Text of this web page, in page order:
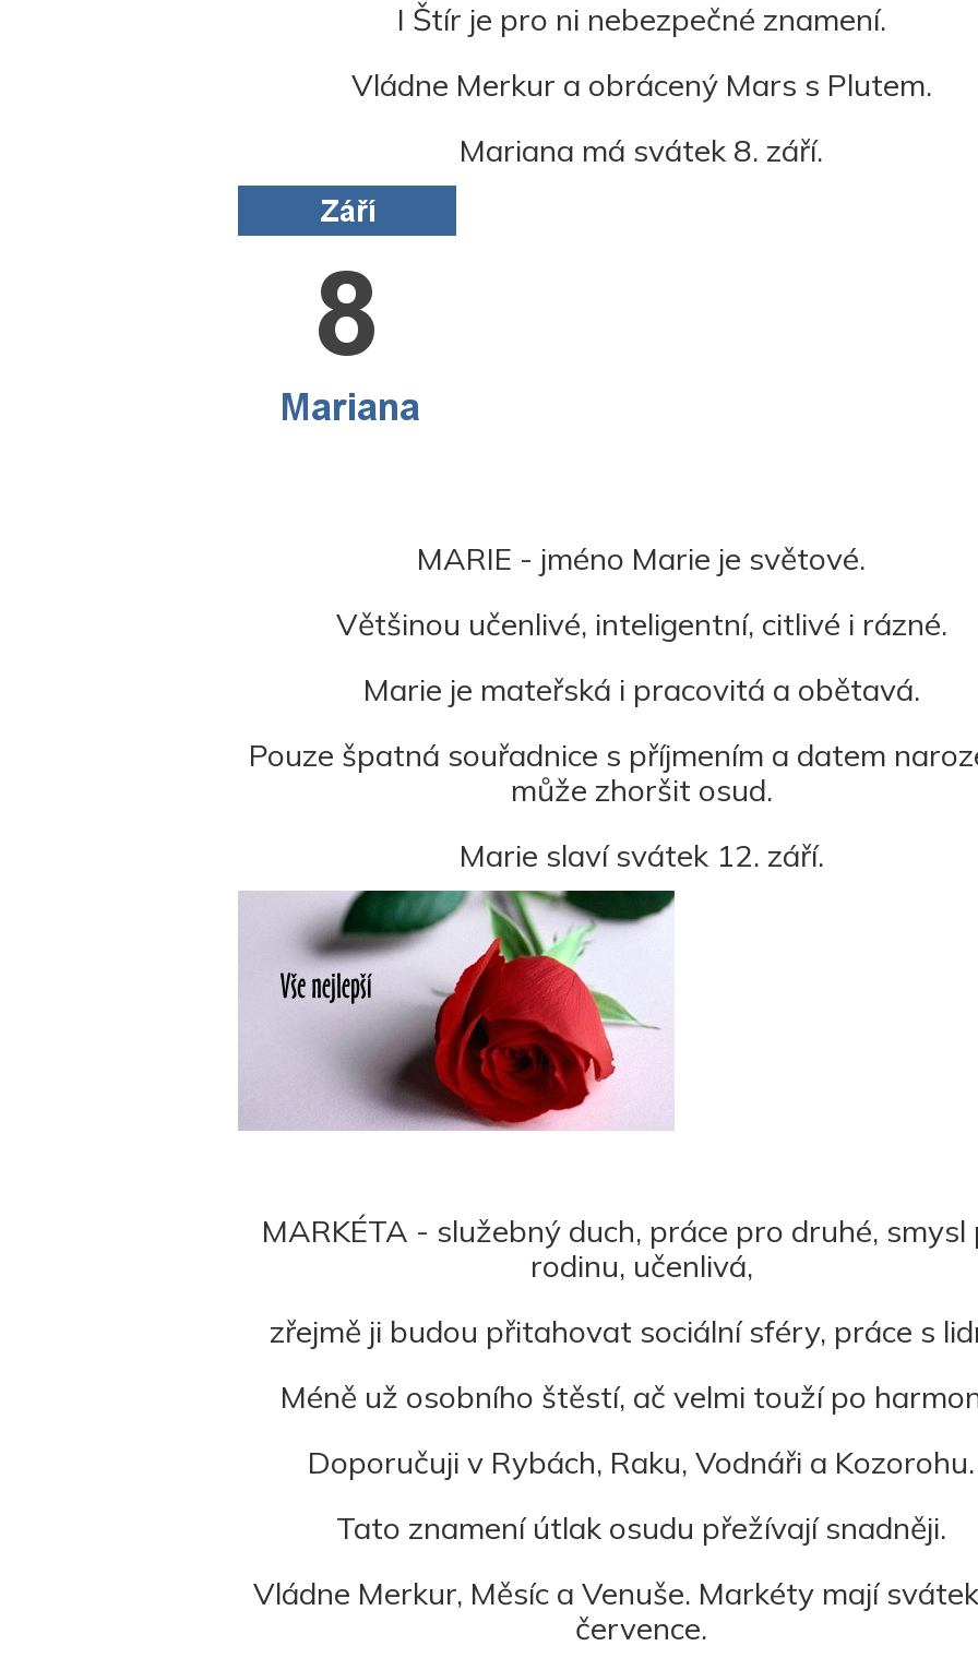
I Štír je pro ni nebezpečné znamení.
Vládne Merkur a obrácený Mars s Plutem.
Mariana má svátek 8. září.
MARIE - jméno Marie je světové.
Většinou učenlivé, inteligentní, citlivé i rázné.
Marie je mateřská i pracovitá a obětavá.
Pouze špatná souřadnice s příjmením a datem
může zhoršit osud.
Marie slaví svátek 12. září.
MARKÉTA - služebný duch, práce pro druhé, smysl
rodinu, učenlivá,
zřejmě ji budou přitahovat sociální sféry, práce s
Méně už osobního štěstí, ač velmi touží po
Doporučuji v Rybách, Raku, Vodnáři a Kozorohu.
Tato znamení útlak osudu přežívají snadněji.
Vládne Merkur, Měsíc a Venuše. Markéty mají
července.